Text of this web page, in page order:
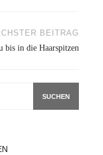
BEITRAG
bis in die Haarspitzen